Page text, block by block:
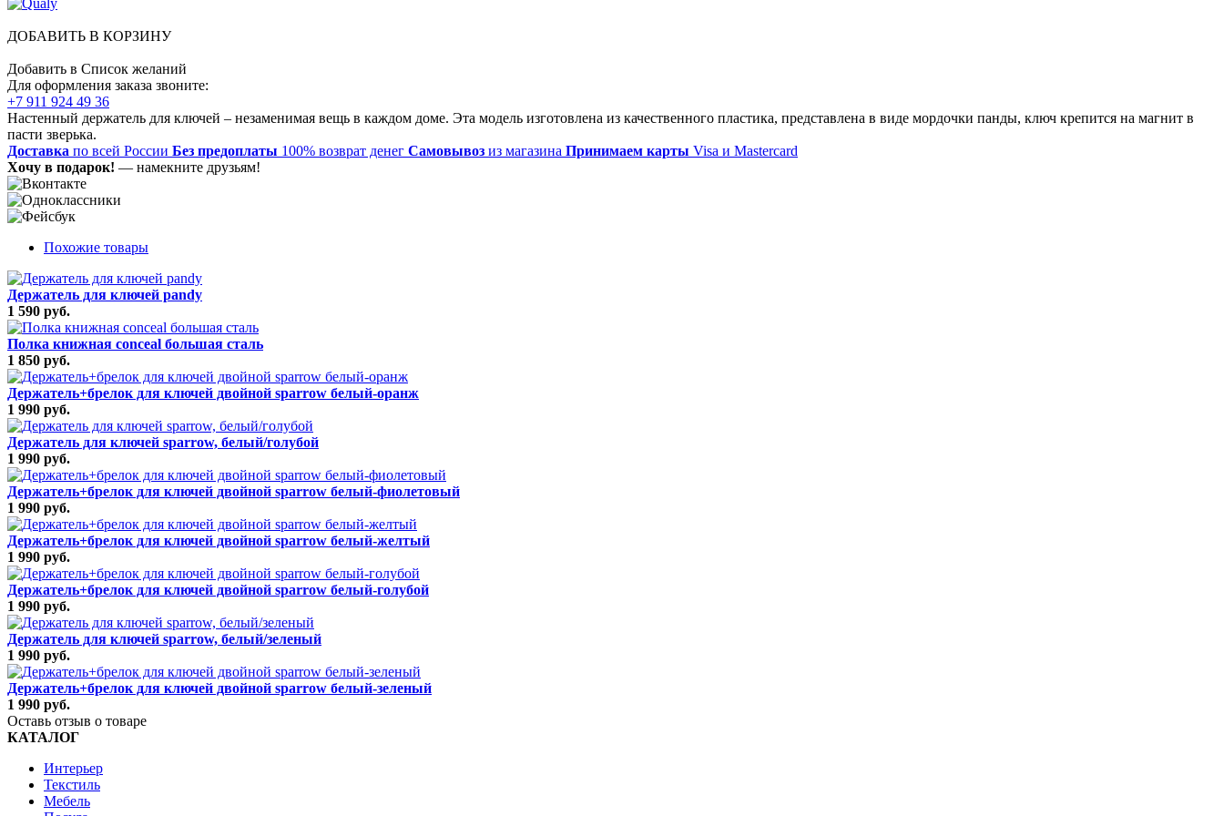
ДОБАВИТЬ В КОРЗИНУ
Добавить в Список желаний
Для оформления заказа звоните:
+7 911 924 49 36
Настенный держатель для ключей – незаменимая вещь в каждом доме. Эта модель изготовлена из качественного пластика, представлена в виде мордочки панды, ключ крепится на магнит в
пасти зверька.
Доставка по всей России Без предоплаты 100% возврат денег Самовывоз из магазина Принимаем карты Visa и Mastercard
Хочу в подарок! — намекните друзьям!
Похожие товары
Держатель для ключей pandy
1 590 руб.
Полка книжная conceal большая сталь
1 850 руб.
Держатель+брелок для ключей двойной sparrow белый-оранж
1 990 руб.
Держатель для ключей sparrow, белый/голубой
1 990 руб.
Держатель+брелок для ключей двойной sparrow белый-фиолетовый
1 990 руб.
Держатель+брелок для ключей двойной sparrow белый-желтый
1 990 руб.
Держатель+брелок для ключей двойной sparrow белый-голубой
1 990 руб.
Держатель для ключей sparrow, белый/зеленый
1 990 руб.
Держатель+брелок для ключей двойной sparrow белый-зеленый
1 990 руб.
Оставь отзыв о товаре
КАТАЛОГ
Интерьер
Текстиль
Мебель